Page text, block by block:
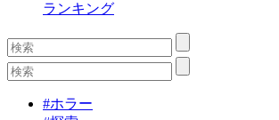
ランキング
#ホラー